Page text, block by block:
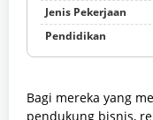
Jenis Pekerjaan
Pendidikan
Bagi mereka yang
pendukung bisnis,